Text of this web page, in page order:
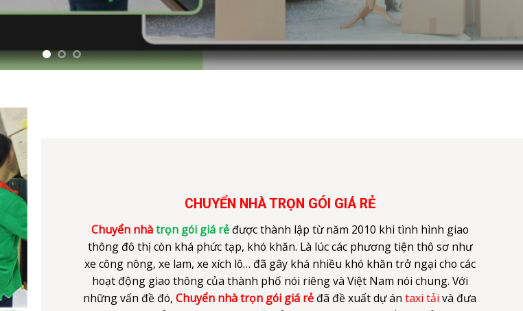
thông đô thị còn khá phức tạp, khó khăn. Là lúc các phương tiện thô sơ như
xe công nông, xe lam, xe xích lô… đã gây khá nhiều khó khăn trở ngại cho các
hoạt động giao thông của thành phố nói riêng và Việt Nam nói chung. Với
những vấn đề đó,Chuyển nhà trọn gói giá rẻ đã đề xuất dự ántaxi tảivà đưa
đội xe Taxi tải vào kinh doanh vận tải hàng hóa, vận chuyểnnhà ở, văn
phòng trọn gói.
Bắt đầu vào ngày 06/02/2010. đội xe Taxi tải với 23 chiếc xe của chúng tôi đã